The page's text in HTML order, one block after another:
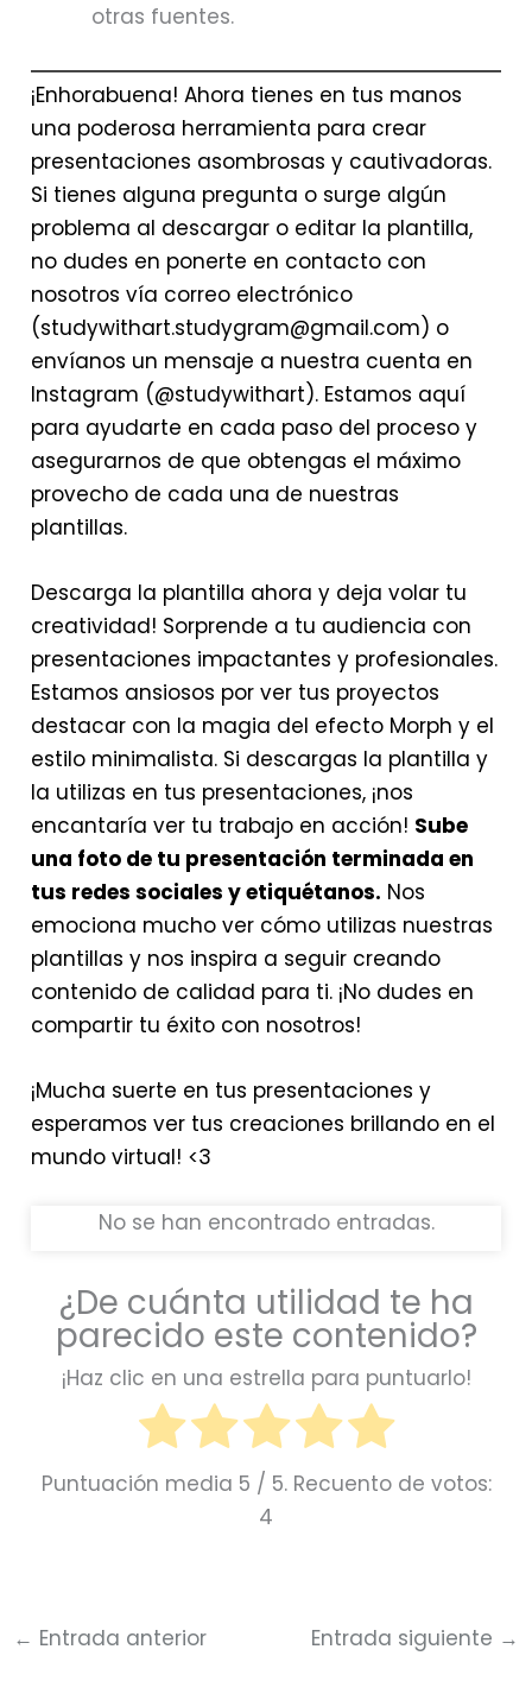
otras fuentes.
¡Enhorabuena! Ahora tienes en tus manos
una poderosa herramienta para crear
presentaciones asombrosas y cautivadoras.
Si tienes alguna pregunta o surge algún
problema al descargar o editar la plantilla,
no dudes en ponerte en contacto con
nosotros vía correo electrónico
(studywithart.studygram@gmail.com) o
envíanos un mensaje a nuestra cuenta en
Instagram (@studywithart). Estamos aquí
para ayudarte en cada paso del proceso y
asegurarnos de que obtengas el máximo
provecho de cada una de nuestras
plantillas.
Descarga la plantilla ahora y deja volar tu
creatividad! Sorprende a tu audiencia con
presentaciones impactantes y profesionales.
Estamos ansiosos por ver tus proyectos
destacar con la magia del efecto Morph y el
estilo minimalista. Si descargas la plantilla y
la utilizas en tus presentaciones, ¡nos
encantaría ver tu trabajo en acción! Sube
una foto de tu presentación terminada en
tus redes sociales y etiquétanos. Nos
emociona mucho ver cómo utilizas nuestras
plantillas y nos inspira a seguir creando
contenido de calidad para ti. ¡No dudes en
compartir tu éxito con nosotros!
¡Mucha suerte en tus presentaciones y
esperamos ver tus creaciones brillando en el
mundo virtual! <3
No se han encontrado entradas.
¿De cuánta utilidad te ha
parecido este contenido?
¡Haz clic en una estrella para puntuarlo!
Puntuación media 5 / 5. Recuento de votos:
4
← Entrada anterior Entrada siguiente →